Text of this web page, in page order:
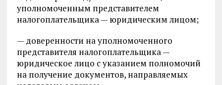
уполномоченным представителем
налогоплательщика — юридическим лицом;
— доверенности на уполномоченного
представителя налогоплательщика —
юридическое лицо с указанием полномочий
на получение документов, направляемых